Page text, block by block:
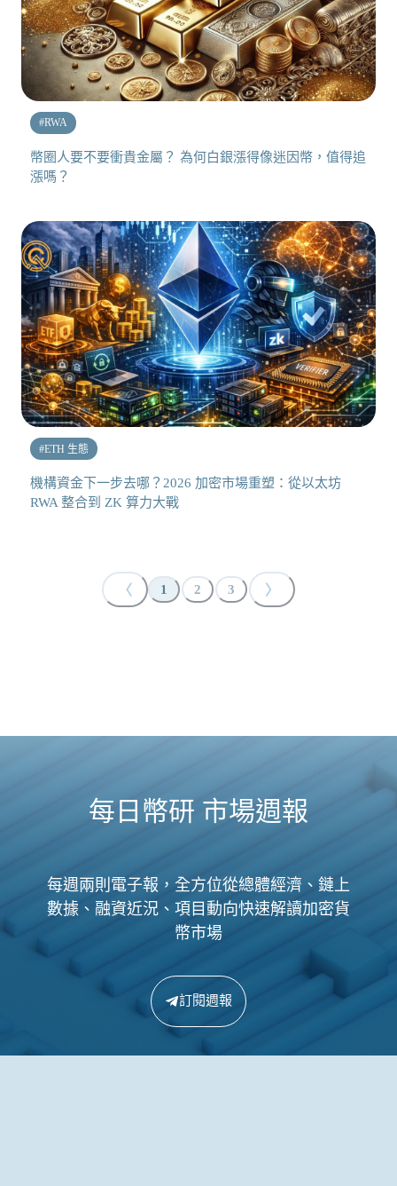
#RWA
幣圈人要不要衝貴金屬？ 為何白銀漲得像迷因幣，值得追
漲嗎？
#ETH 生態
機構資金下一步去哪？2026 加密市場重塑：從以太坊
RWA 整合到 ZK 算力大戰
〈 1 2 3 〉
每日幣研 市場週報
每週兩則電子報，全方位從總體經濟、鏈上
數據、融資近況、項目動向快速解讀加密貨
幣市場
訂閱週報